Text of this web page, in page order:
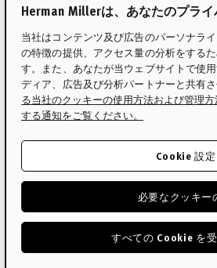
完成品をお届け
さい（大型家具）
サイズ
メンテナンス・ケア
Herman Millerは、あなたのプライ
当社はコンテンツ及び広告のパーソナラ
の特徴の提供、アクセス量の分析をする
す。また、あなたが当ウェブサイトで使
ディア、広告及び分析パートナーと共有さ
る当社のクッキーの使用方法および管理
する通知をご覧ください。
必要なクッキー
すべての Cookie を
Cookie 設定